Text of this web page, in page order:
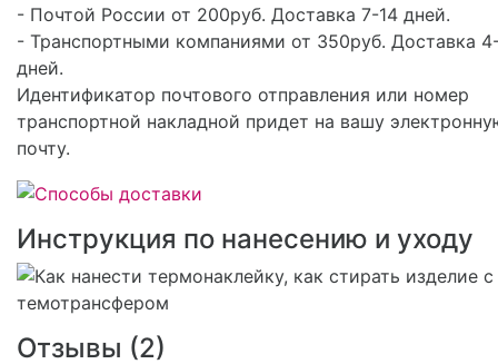
- Почтой России от 200руб. Доставка 7-14 дней.
- Транспортными компаниями от 350руб. Доставка
дней.
Идентификатор почтового отправления или номер
транспортной накладной придет на вашу
почту.
Инструкция по нанесению и уходу
Отзывы (2)